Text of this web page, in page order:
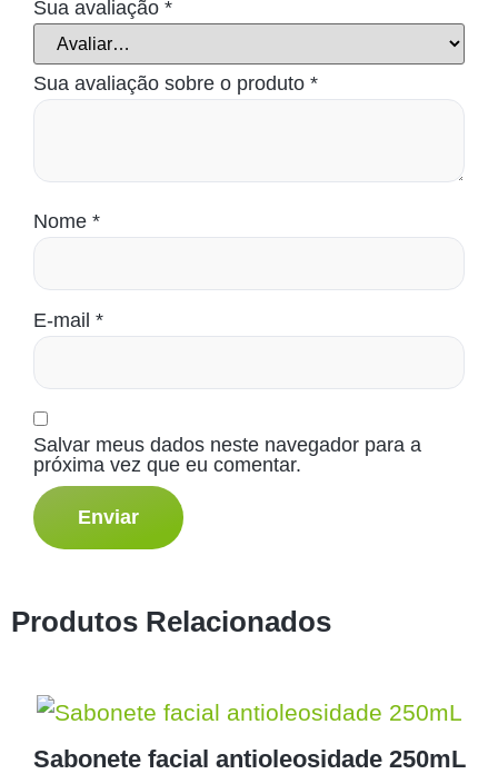
Sua avaliação *
Sua avaliação sobre o produto *
Nome *
E-mail *
Salvar meus dados neste navegador para a
próxima vez que eu comentar.
Produtos Relacionados
Sabonete facial antioleosidade 250mL